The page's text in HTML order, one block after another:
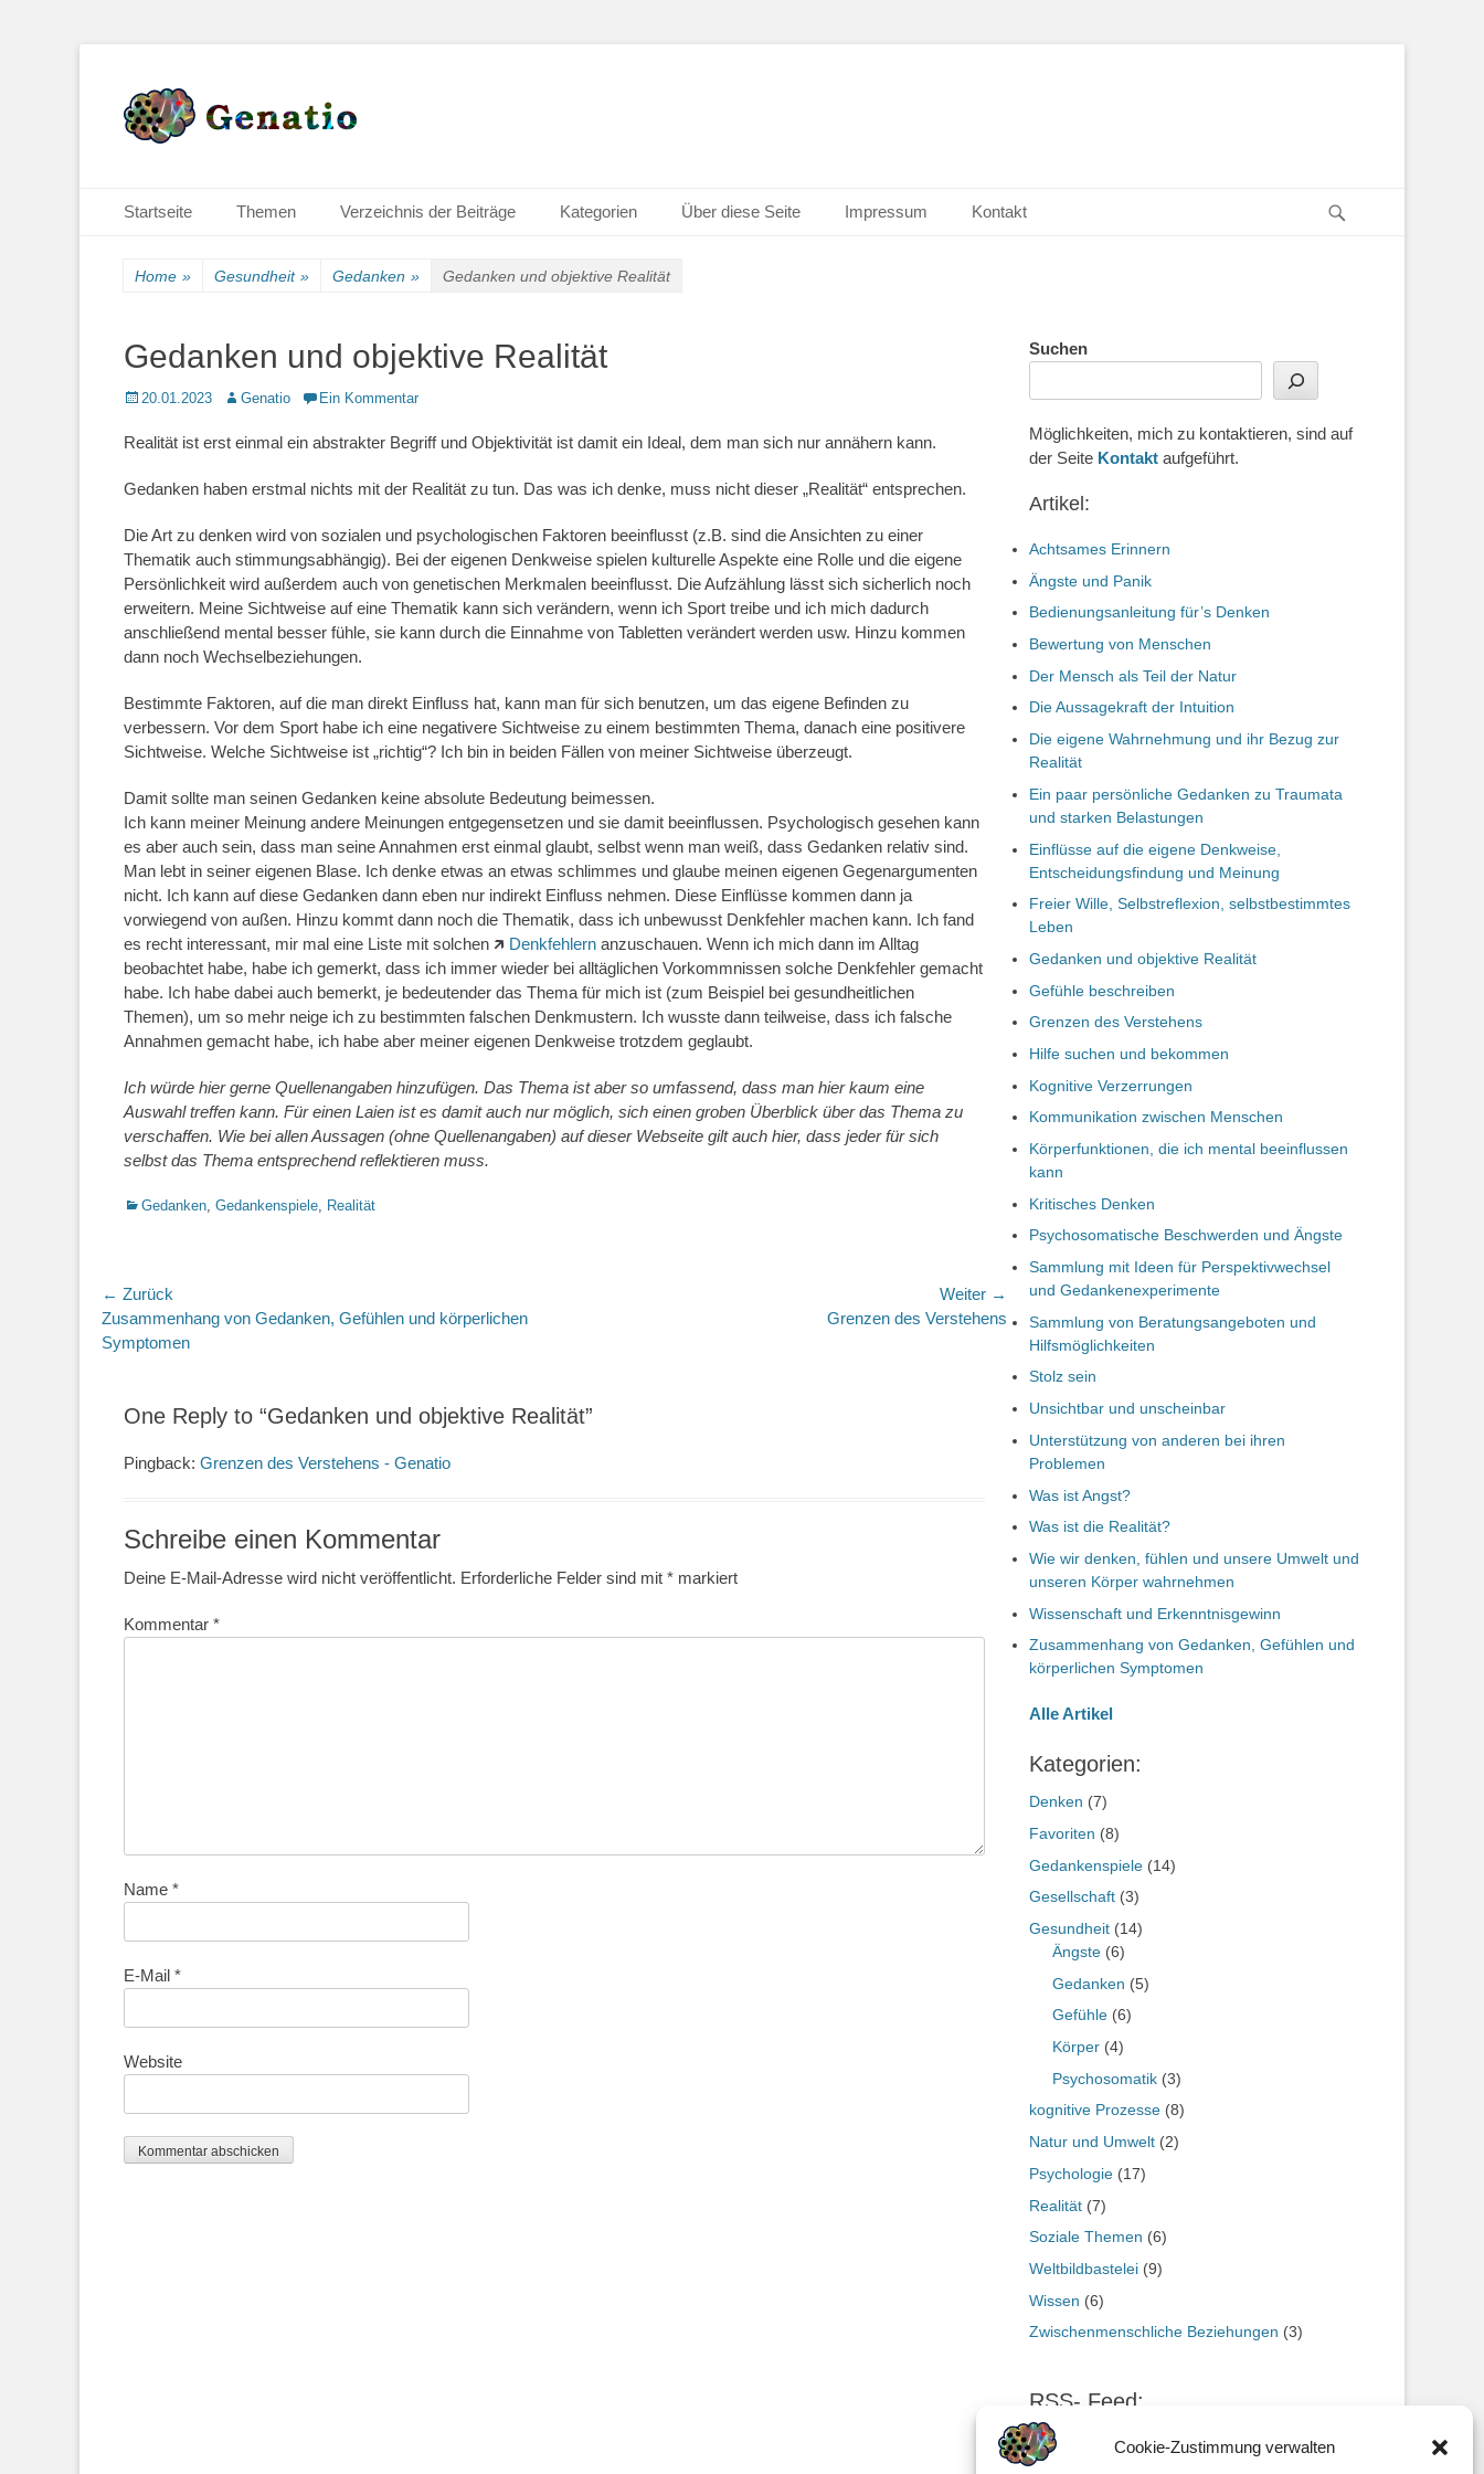
Cookie-Zustimmung verwalten
Genatio
Gedankenspiele
Primäres Menü
Inhalt
Startseite Themen Verzeichnis der Beiträge Kategorien Über diese Seite Impressum Kontakt
Home » Gesundheit » Gedanken » Gedanken und objektive Realität
Gedanken und objektive Realität
Posted
20.01.2023 AutorGenatio Ein Kommentar
Realität ist erst einmal ein abstrakter Begriff und Objektivität ist damit ein Ideal, dem man sich nur annähern kann.
Gedanken haben erstmal nichts mit der Realität zu tun. Das was ich denke, muss nicht dieser „Realität“ entsprechen.
Die Art zu denken wird von sozialen und psychologischen Faktoren beeinflusst (z.B. sind die Ansichten zu einer
Thematik auch stimmungsabhängig). Bei der eigenen Denkweise spielen kulturelle Aspekte eine Rolle und die eigene
Persönlichkeit wird außerdem auch von genetischen Merkmalen beeinflusst. Die Aufzählung lässt sich sicherlich noch
erweitern. Meine Sichtweise auf eine Thematik kann sich verändern, wenn ich Sport treibe und ich mich dadurch
anschließend mental besser fühle, sie kann durch die Einnahme von Tabletten verändert werden usw. Hinzu kommen
dann noch Wechselbeziehungen.
Bestimmte Faktoren, auf die man direkt Einfluss hat, kann man für sich benutzen, um das eigene Befinden zu
verbessern. Vor dem Sport habe ich eine negativere Sichtweise zu einem bestimmten Thema, danach eine positivere
Sichtweise. Welche Sichtweise ist „richtig“? Ich bin in beiden Fällen von meiner Sichtweise überzeugt.
Damit sollte man seinen Gedanken keine absolute Bedeutung beimessen.
Ich kann meiner Meinung andere Meinungen entgegensetzen und sie damit beeinflussen. Psychologisch gesehen kann
es aber auch sein, dass man seine Annahmen erst einmal glaubt, selbst wenn man weiß, dass Gedanken relativ sind.
Man lebt in seiner eigenen Blase. Ich denke etwas an etwas schlimmes und glaube meinen eigenen Gegenargumenten
nicht. Ich kann auf diese Gedanken dann eben nur indirekt Einfluss nehmen. Diese Einflüsse kommen dann ja
vorwiegend von außen. Hinzu kommt dann noch die Thematik, dass ich unbewusst Denkfehler machen kann. Ich fand
es recht interessant, mir mal eine Liste mit solchen 🡵 Denkfehlern anzuschauen. Wenn ich mich dann im Alltag
beobachtet habe, habe ich gemerkt, dass ich immer wieder bei alltäglichen Vorkommnissen solche Denkfehler gemacht
habe. Ich habe dabei auch bemerkt, je bedeutender das Thema für mich ist (zum Beispiel bei gesundheitlichen
Themen), um so mehr neige ich zu bestimmten falschen Denkmustern. Ich wusste dann teilweise, dass ich falsche
Annahmen gemacht habe, ich habe aber meiner eigenen Denkweise trotzdem geglaubt.
Ich würde hier gerne Quellenangaben hinzufügen. Das Thema ist aber so umfassend, dass man hier kaum eine
Auswahl treffen kann. Für einen Laien ist es damit auch nur möglich, sich einen groben Überblick über das Thema zu
verschaffen. Wie bei allen Aussagen (ohne Quellenangaben) auf dieser Webseite gilt auch hier, dass jeder für sich
selbst das Thema entsprechend reflektieren muss.
Kategorien
Gedanken, Gedankenspiele, Realität
Beitrags-
Navigation
← Zurück
Vorheriger
Beitrag:
Zusammenhang von Gedanken, Gefühlen und körperlichen
Symptomen
Weiter →
Grenzen des Verstehens
One Reply to “Gedanken und objektive Realität”
Pingback: Grenzen des Verstehens - Genatio
Schreibe einen Kommentar
Deine E-Mail-Adresse wird nicht veröffentlicht. Erforderliche Felder sind mit * markiert
Kommentar *
Name *
E-Mail *
Website
Suchen
Möglichkeiten, mich zu kontaktieren, sind auf
der Seite Kontakt aufgeführt.
Artikel:
Achtsames Erinnern
Ängste und Panik
Bedienungsanleitung für’s Denken
Bewertung von Menschen
Der Mensch als Teil der Natur
Die Aussagekraft der Intuition
Die eigene Wahrnehmung und ihr Bezug zur
Realität
Ein paar persönliche Gedanken zu Traumata
und starken Belastungen
Einflüsse auf die eigene Denkweise,
Entscheidungsfindung und Meinung
Freier Wille, Selbstreflexion, selbstbestimmtes
Leben
Gedanken und objektive Realität
Gefühle beschreiben
Grenzen des Verstehens
Hilfe suchen und bekommen
Kognitive Verzerrungen
Kommunikation zwischen Menschen
Körperfunktionen, die ich mental beeinflussen
kann
Kritisches Denken
Psychosomatische Beschwerden und Ängste
Sammlung mit Ideen für Perspektivwechsel
und Gedankenexperimente
Sammlung von Beratungsangeboten und
Hilfsmöglichkeiten
Stolz sein
Unsichtbar und unscheinbar
Unterstützung von anderen bei ihren
Problemen
Was ist Angst?
Was ist die Realität?
Wie wir denken, fühlen und unsere Umwelt und
unseren Körper wahrnehmen
Wissenschaft und Erkenntnisgewinn
Zusammenhang von Gedanken, Gefühlen und
körperlichen Symptomen
Alle Artikel
Kategorien:
Denken (7)
Favoriten (8)
Gedankenspiele (14)
Gesellschaft (3)
Gesundheit (14)
Ängste (6)
Gedanken (5)
Gefühle (6)
Körper (4)
Psychosomatik (3)
kognitive Prozesse (8)
Natur und Umwelt (2)
Psychologie (17)
Realität (7)
Soziale Themen (6)
Weltbildbastelei (9)
Wissen (6)
Zwischenmenschliche Beziehungen (3)
RSS- Feed:
https://genatio.de/feed